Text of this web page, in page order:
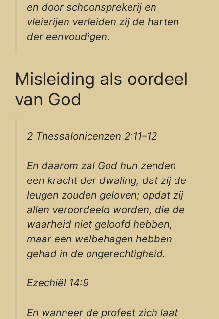
en door schoonsprekerij en
vleierijen verleiden zij de harten
der eenvoudigen.
Misleiding als oordeel
van God
2 Thessalonicenzen 2:11–12
En daarom zal God hun zenden
een kracht der dwaling, dat zij de
leugen zouden geloven; opdat zij
allen veroordeeld worden, die de
waarheid niet geloofd hebben,
maar een welbehagen hebben
gehad in de ongerechtigheid.
Ezechiël 14:9
En wanneer de profeet zich laat